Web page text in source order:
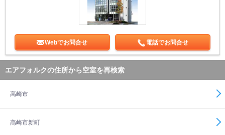
Webでお問合せ 電話でお問合せ
エアフォルクの住所から空室を再検索
高崎市
高崎市新町